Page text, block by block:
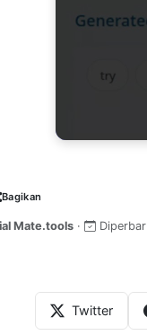
Bagikan
Mate.tools ·
Twitter